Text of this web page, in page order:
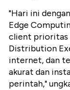
"Hari ini
Edge
client prioritas
Distribution
internet, dan
akurat dan
perintah,"